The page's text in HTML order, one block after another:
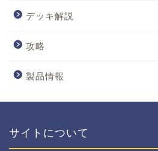
デッキ解説
攻略
製品情報
サイトについて